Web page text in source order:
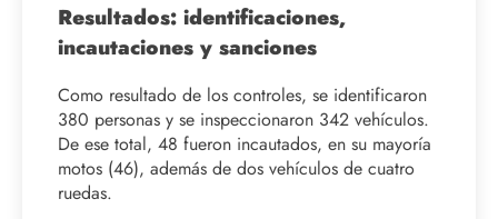
Resultados: identificaciones,
incautaciones y sanciones
Como resultado de los controles, se identificaron
380 personas y se inspeccionaron 342 vehículos.
De ese total, 48 fueron incautados, en su mayoría
motos (46), además de dos vehículos de cuatro
ruedas.